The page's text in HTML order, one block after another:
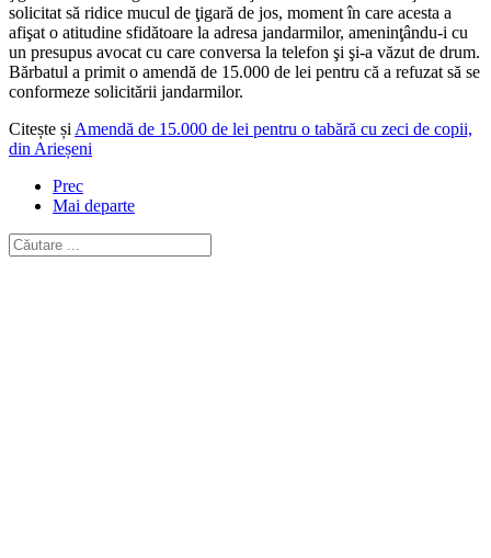
solicitat să ridice mucul de ţigară de jos, moment în care acesta a
afişat o atitudine sfidătoare la adresa jandarmilor, ameninţându-i cu
un presupus avocat cu care conversa la telefon şi şi-a văzut de drum.
Bărbatul a primit o amendă de 15.000 de lei pentru că a refuzat să se
conformeze solicitării jandarmilor.
Citește și Amendă de 15.000 de lei pentru o tabără cu zeci de copii,
din Arieșeni
Prec
Mai departe